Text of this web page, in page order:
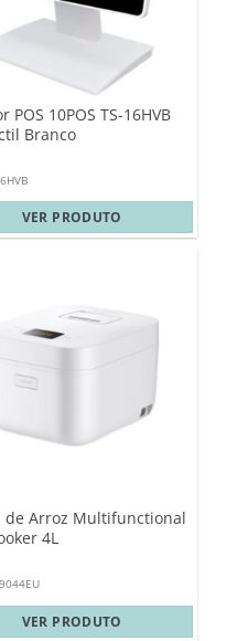
POS 10POS TS-16HVB
Branco
VER PRODUTO
de Arroz Multifunctional
4L
VER PRODUTO